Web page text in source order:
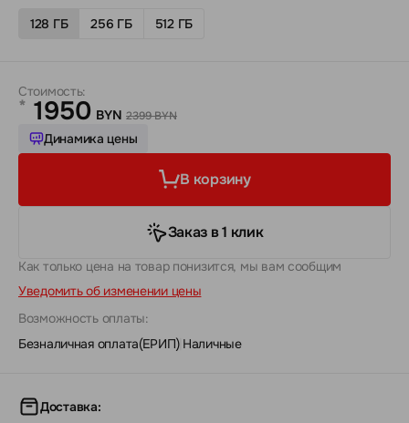
128 ГБ 256 ГБ 512 ГБ
Стоимость:
* 1950 BYN 2399 BYN
Динамика цены
В корзину
Заказ в 1 клик
Как только цена на товар понизится, мы вам сообщим
Уведомить об изменении цены
Возможность оплаты:
Безналичная оплата(ЕРИП)| Наличные
Доставка: